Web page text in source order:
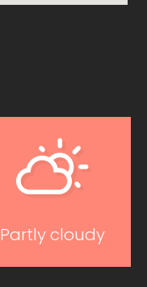
Partly cloudy